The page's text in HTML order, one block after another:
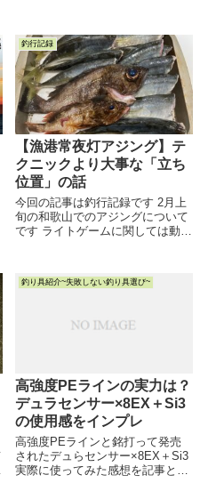
釣行記録
【漁港常夜灯アジング】テ
クニックより大事な「立ち
位置」の話
今回の記事は釣行記録です 2月上
旬の和歌山でのアジングについて
です ライトゲームに関しては動画
分の釣りのデータを記録していこ
うと...
釣り具紹介~失敗しない釣り具選び~
高強度PEラインの実力は？
デュラセンサー×8EX＋Si3
の使用感をインプレ
高強度PEラインと銘打って発売
されたデュらセンサー×8EX＋Si3
実際に使ってみた感想を記事とし